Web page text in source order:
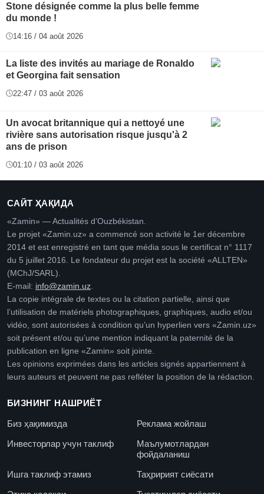
Stone désignée comme la plus belle femme
du monde !
14:16 / 04 août 2026
La liste des invités au mariage de Ronaldo
et Georgina fait sensation
22:47 / 03 août 2026
Un avocat britannique qui a nettoyé une
rivière sans autorisation risque jusqu'à 2
ans de prison
01:10 / 03 août 2026
САЙТ ҲАҚИДА
«Zamin» — Actualités d’Ouzbékistan.
Le projet «Zamin.uz» a commencé son activité le 1er décembre
2014 et est enregistré en tant que média sous le certificat n° 1117
du 5 juillet 2016. Le fondateur du projet est la société «ALLTEN»
(MChJ/SARL).
E-mail: info@zamin.uz
La copie intégrale de textes ou la citation partielle, ainsi que
l’utilisation de matériels photographiques, graphiques, audio et/ou
vidéo, sont autorisées à condition qu’un hyperlien vers «Zamin.uz»
soit présent et/ou qu’une mention indiquant la paternité de la
publication en ligne «Zamin» soit jointe.
Les opinions exprimées dans les articles signés appartiennent à
leurs auteurs et peuvent ne pas refléter la position de la rédaction.
БИЗНИНГ НАШРИЁТ
Биз ҳақимизда
Реклама жойлаш
Инвесторлар учун таклиф
Маълумотлардан
фойдаланиш
Ишга таклиф этамиз
Таҳририят сиёсати